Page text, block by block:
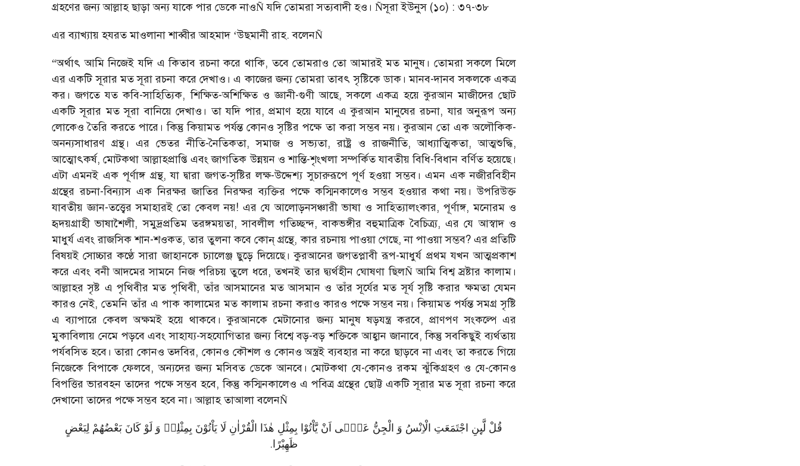
গ্রহণের জন্য আল্লাহ ছাড়া অন্য যাকে পার ডেকে নাওÑ যদি তোমরা সত্যবাদী হও। Ñসূরা ইউনুস (১০) : ৩৭-৩৮
এর ব্যাখ্যায় হযরত মাওলানা শাব্বীর আহমাদ ‘উছমানী রাহ. বলেনÑ
“অর্থাৎ আমি নিজেই যদি এ কিতাব রচনা করে থাকি,তবে তোমরাও তো আমারই মত মানুষ। তোমরা সকলে মিলে
এর একটি সূরার মত সূরা রচনা করে দেখাও। এ কাজের জন্য তোমরা তাবৎ সৃষ্টিকে ডাক। মানব-দানব সকলকে একত্র
কর। জগতে যত কবি-সাহিত্যিক,শিক্ষিত-অশিক্ষিত ও জ্ঞানী-গুণী আছে,সকলে একত্র হয়ে কুরআন মাজীদের ছোট
একটি সূরার মত সূরা বানিয়ে দেখাও। তা যদি পার,প্রমাণ হয়ে যাবে এ কুরআন মানুষের রচনা,যার অনুরূপ অন্য
লোকেও তৈরি করতে পারে। কিন্তু কিয়ামত পর্যন্ত কোনও সৃষ্টির পক্ষে তা করা সম্ভব নয়। কুরআন তো এক অলৌকিক-
অনন্যসাধারণ গ্রন্থ। এর ভেতর নীতি-নৈতিকতা,সমাজ ও সভ্যতা,রাষ্ট্র ও রাজনীতি,আধ্যাত্মিকতা,আত্মশুদ্ধি,
আত্মোৎকর্ষ,মোটকথা আল্লাহপ্রাপ্তি এবং জাগতিক উন্নয়ন ও শান্তি-শৃংখলা সম্পর্কিত যাবতীয় বিধি-বিধান বর্ণিত হয়েছে।
এটা এমনই এক পূর্ণাঙ্গ গ্রন্থ,যা দ্বারা জগত-সৃষ্টির লক্ষ-উদ্দেশ্য সুচারুরূপে পূর্ণ হওয়া সম্ভব। এমন এক নজীরবিহীন
গ্রন্থের রচনা-বিন্যাস এক নিরক্ষর জাতির নিরক্ষর ব্যক্তির পক্ষে কস্মিনকালেও সম্ভব হওয়ার কথা নয়। উপরিউক্ত
যাবতীয় জ্ঞান-তত্ত্বের সমাহারই তো কেবল নয়! এর যে আলোড়নসঞ্চারী ভাষা ও সাহিত্যালংকার, পূর্ণাঙ্গ,মনোরম ও
হৃদয়গ্রাহী ভাষাশৈলী,সমুদ্রপ্রতিম তরঙ্গময়তা,সাবলীল গতিচ্ছন্দ,বাকভঙ্গীর বহুমাত্রিক বৈচিত্র্য, এর যে আস্বাদ ও
মাধুর্য এবং রাজসিক শান-শওকত,তার তুলনা কবে কোন্ গ্রন্থে,কার রচনায় পাওয়া গেছে,না পাওয়া সম্ভব? এর প্রতিটি
বিষয়ই সোচ্চার কণ্ঠে সারা জাহানকে চ্যালেঞ্জ ছুড়ে দিয়েছে। কুরআনের জগতপ্লাবী রূপ-মাধুর্য প্রথম যখন আত্মপ্রকাশ
করে এবং বনী আদমের সামনে নিজ পরিচয় তুলে ধরে,তখনই তার দ্ব্যর্থহীন ঘোষণা ছিলÑ আমি বিশ্ব স্রষ্টার কালাম।
আল্লাহর সৃষ্ট এ পৃথিবীর মত পৃথিবী,তাঁর আসমানের মত আসমান ও তাঁর সূর্যের মত সূর্য সৃষ্টি করার ক্ষমতা যেমন
কারও নেই, তেমনি তাঁর এ পাক কালামের মত কালাম রচনা করাও কারও পক্ষে সম্ভব নয়। কিয়ামত পর্যন্ত সমগ্র সৃষ্টি
এ ব্যাপারে কেবল অক্ষমই হয়ে থাকবে। কুরআনকে মেটানোর জন্য মানুষ ষড়যন্ত্র করবে, প্রাণপণ সংকল্পে এর
মুকাবিলায় নেমে পড়বে এবং সাহায্য-সহযোগিতার জন্য বিশ্বে বড়-বড় শক্তিকে আহ্বান জানাবে,কিন্তু সবকিছুই ব্যর্থতায়
পর্যবসিত হবে। তারা কোনও তদবির,কোনও কৌশল ও কোনও অস্ত্রই ব্যবহার না করে ছাড়বে না এবং তা করতে গিয়ে
নিজেকে বিপাকে ফেলবে,অন্যদের জন্য মসিবত ডেকে আনবে। মোটকথা যে-কোনও রকম ঝুঁকিগ্রহণ ও যে-কোনও
বিপত্তির ভারবহন তাদের পক্ষে সম্ভব হবে,কিন্তু কস্মিনকালেও এ পবিত্র গ্রন্থের ছোট্ট একটি সূরার মত সূরা রচনা করে
দেখানো তাদের পক্ষে সম্ভব হবে না। আল্লাহ তাআলা বলেনÑ
قُلْ لَّىِٕنِ اجْتَمَعَتِ الْاِنْسُ وَ الْجِنُّ عَلٰۤی اَنْ یَّاْتُوْا بِمِثْلِ هٰذَا الْقُرْاٰنِ لَا یَاْتُوْنَ بِمِثْلِهٖ وَ لَوْ كَانَ بَعْضُهُمْ لِبَعْضٍ
ظَهِیْرًا.